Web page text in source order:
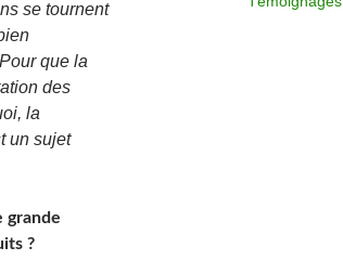
se tournent
que la
des
la
un sujet
grande
?